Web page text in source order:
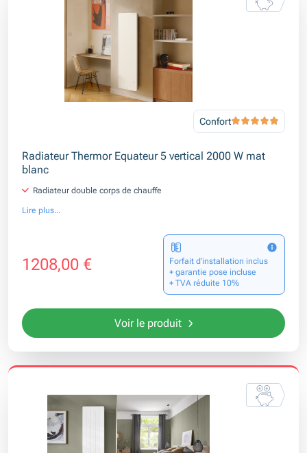
Confort
Radiateur Thermor Equateur 5 vertical 2000 W mat
blanc
Radiateur double corps de chauffe
Lire plus...
1208,00 €
Forfait d’installation inclus
+ garantie pose incluse
+ TVA réduite 10%
Voir le produit